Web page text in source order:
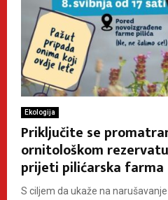
Ekologija
Priključite se
ornitološkom
prijeti pilićarska farma
S ciljem da ukaže na